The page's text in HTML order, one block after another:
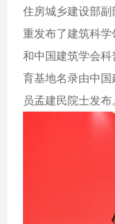
住房城乡建设部
重发布了建筑科学
和中国建筑学会
育基地名录由中
员孟建民院士发布